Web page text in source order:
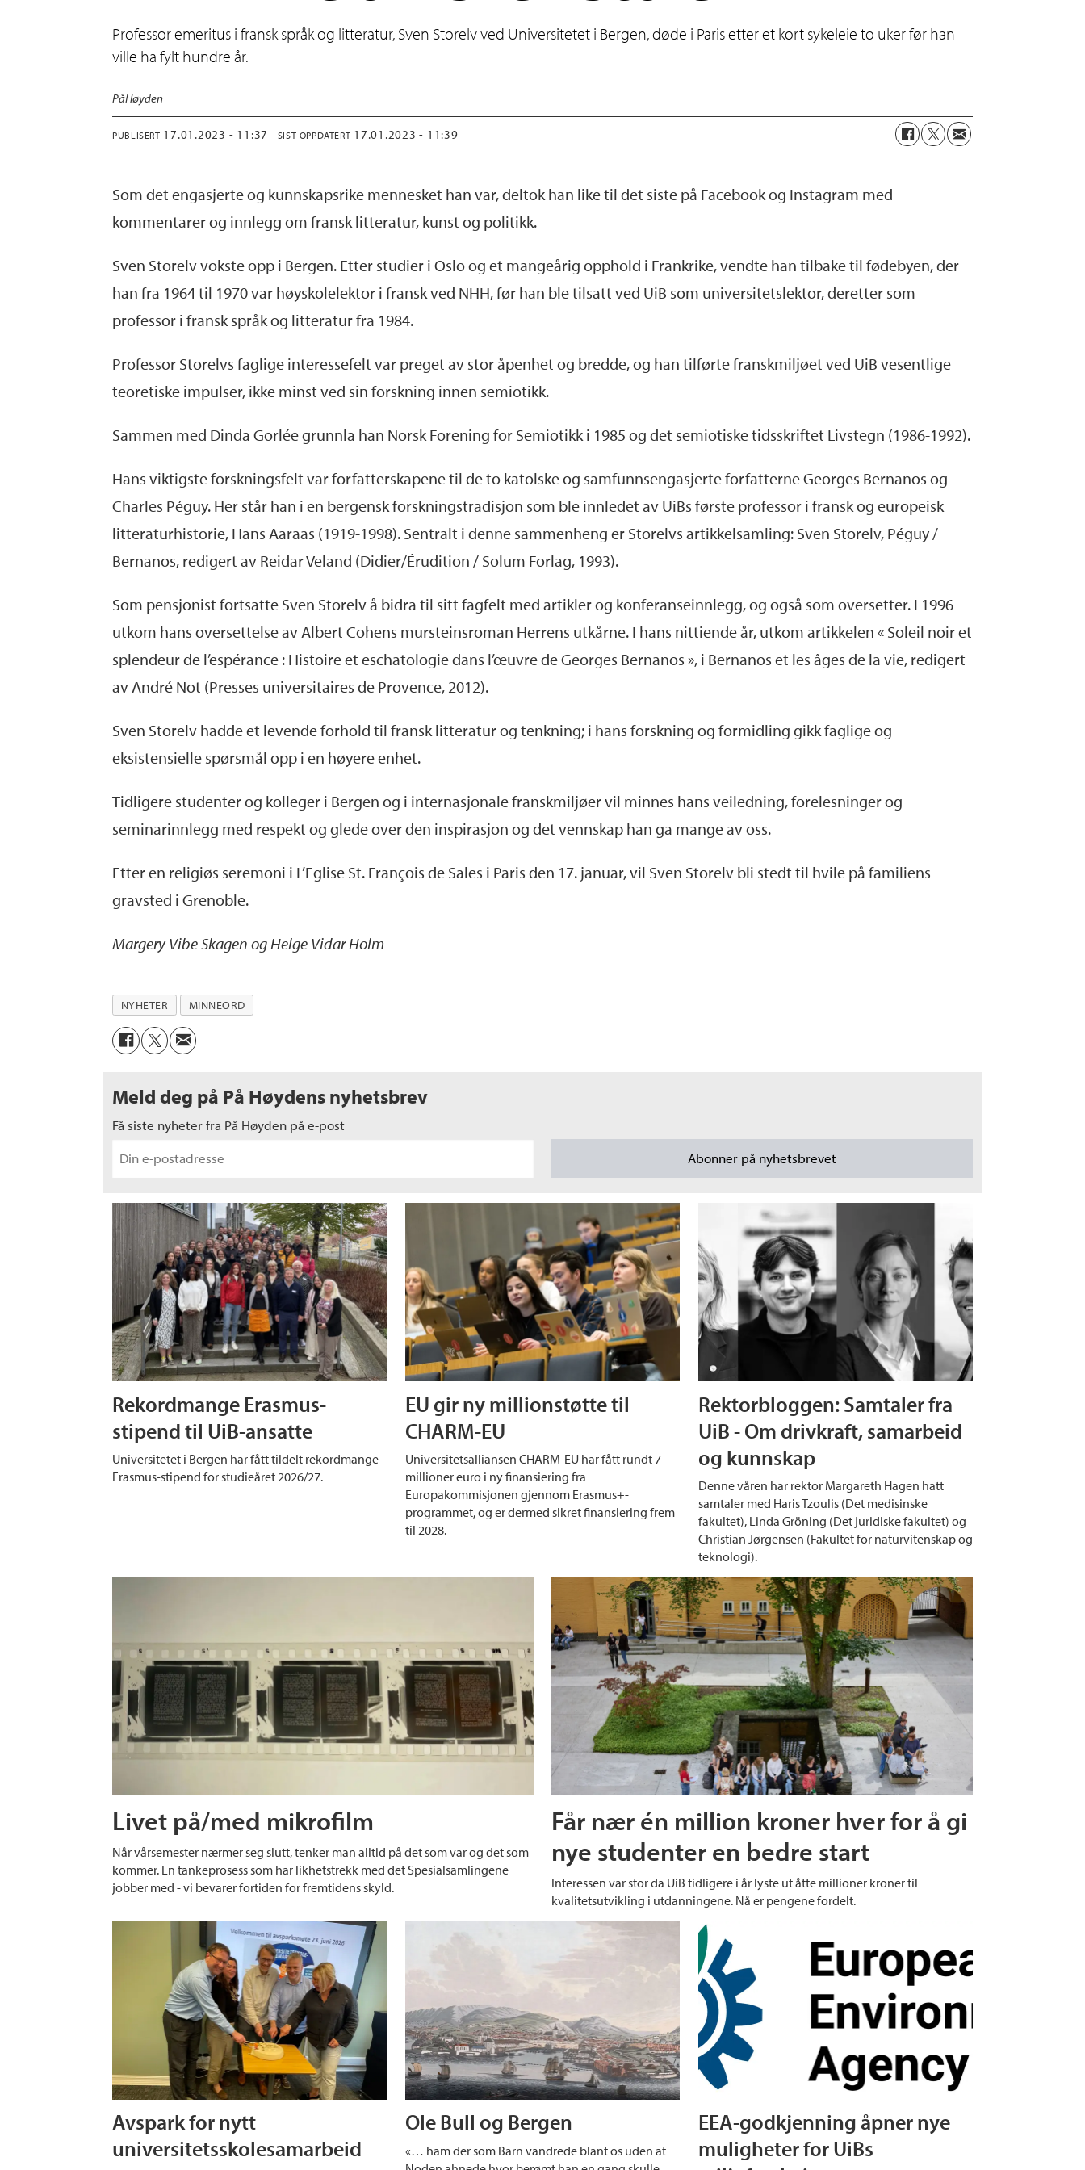
Professor emeritus i fransk språk og litteratur, Sven Storelv ved Universitetet i Bergen, døde i Paris etter et kort sykeleie to uker før han
ville ha fylt hundre år.
PåHøyden
PUBLISERT 17.01.2023 - 11:37 SIST OPPDATERT 17.01.2023 - 11:39
Som det engasjerte og kunnskapsrike mennesket han var, deltok han like til det siste på Facebook og Instagram med
kommentarer og innlegg om fransk litteratur, kunst og politikk.
Sven Storelv vokste opp i Bergen. Etter studier i Oslo og et mangeårig opphold i Frankrike, vendte han tilbake til fødebyen, der
han fra 1964 til 1970 var høyskolelektor i fransk ved NHH, før han ble tilsatt ved UiB som universitetslektor, deretter som
professor i fransk språk og litteratur fra 1984.
Professor Storelvs faglige interessefelt var preget av stor åpenhet og bredde, og han tilførte franskmiljøet ved UiB vesentlige
teoretiske impulser, ikke minst ved sin forskning innen semiotikk.
Sammen med Dinda Gorlée grunnla han Norsk Forening for Semiotikk i 1985 og det semiotiske tidsskriftet Livstegn (1986-1992).
Hans viktigste forskningsfelt var forfatterskapene til de to katolske og samfunnsengasjerte forfatterne Georges Bernanos og
Charles Péguy. Her står han i en bergensk forskningstradisjon som ble innledet av UiBs første professor i fransk og europeisk
litteraturhistorie, Hans Aaraas (1919-1998). Sentralt i denne sammenheng er Storelvs artikkelsamling: Sven Storelv, Péguy /
Bernanos, redigert av Reidar Veland (Didier/Érudition / Solum Forlag, 1993).
Som pensjonist fortsatte Sven Storelv å bidra til sitt fagfelt med artikler og konferanseinnlegg, og også som oversetter. I 1996
utkom hans oversettelse av Albert Cohens mursteinsroman Herrens utkårne. I hans nittiende år, utkom artikkelen « Soleil noir et
splendeur de l’espérance : Histoire et eschatologie dans l’œuvre de Georges Bernanos », i Bernanos et les âges de la vie, redigert
av André Not (Presses universitaires de Provence, 2012).
Sven Storelv hadde et levende forhold til fransk litteratur og tenkning; i hans forskning og formidling gikk faglige og
eksistensielle spørsmål opp i en høyere enhet.
Tidligere studenter og kolleger i Bergen og i internasjonale franskmiljøer vil minnes hans veiledning, forelesninger og
seminarinnlegg med respekt og glede over den inspirasjon og det vennskap han ga mange av oss.
Etter en religiøs seremoni i L’Eglise St. François de Sales i Paris den 17. januar, vil Sven Storelv bli stedt til hvile på familiens
gravsted i Grenoble.
Margery Vibe Skagen og Helge Vidar Holm
NYHETER MINNEORD
Meld deg på På Høydens nyhetsbrev
Få siste nyheter fra På Høyden på e-post
Rekordmange Erasmus-
stipend til UiB-ansatte
Universitetet i Bergen har fått tildelt rekordmange
Erasmus-stipend for studieåret 2026/27.
EU gir ny millionstøtte til
CHARM-EU
Universitetsalliansen CHARM-EU har fått rundt 7
millioner euro i ny finansiering fra
Europakommisjonen gjennom Erasmus+-
programmet, og er dermed sikret finansiering frem
til 2028.
Rektorbloggen: Samtaler fra
UiB - Om drivkraft, samarbeid
og kunnskap
Denne våren har rektor Margareth Hagen hatt
samtaler med Haris Tzoulis (Det medisinske
fakultet), Linda Gröning (Det juridiske fakultet) og
Christian Jørgensen (Fakultet for naturvitenskap og
teknologi).
Livet på/med mikrofilm
Når vårsemester nærmer seg slutt, tenker man alltid på det som var og det som
kommer. En tankeprosess som har likhetstrekk med det Spesialsamlingene
jobber med - vi bevarer fortiden for fremtidens skyld.
Får nær én million kroner hver for å gi
nye studenter en bedre start
Interessen var stor da UiB tidligere i år lyste ut åtte millioner kroner til
kvalitetsutvikling i utdanningene. Nå er pengene fordelt.
Avspark for nytt
universitetsskolesamarbeid
Ole Bull og Bergen
«… ham der som Barn vandrede blant os uden at
EEA-godkjenning åpner nye
muligheter for UiBs